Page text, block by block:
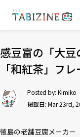
感豆富の「大豆
「和紅茶」フ
Posted by: Kimiko
掲載日: Mar 23rd,
徳島の老舗豆腐メーカー